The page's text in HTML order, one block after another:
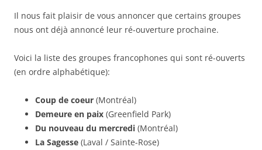
Il nous fait plaisir de vous annoncer que certains groupes
nous ont déjà annoncé leur ré-ouverture prochaine.
Voici la liste des groupes francophones qui sont ré-ouverts
(en ordre alphabétique):
Coup de coeur (Montréal)
Demeure en paix (Greenfield Park)
Du nouveau du mercredi (Montréal)
La Sagesse (Laval / Sainte-Rose)